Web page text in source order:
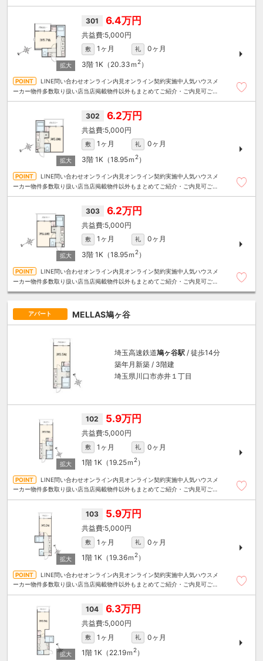
301 6.4万円
5,000円
敷 1ヶ月 礼
0ヶ月
3階 1K（20.33ｍ 2）
LINE問い合わせオンライン内見オンライン契約実施中人気ハウスメ
ーカー物件多数取り扱い店当店掲載物件以外もまとめてご紹介・ご内見可ご予
302 6.2万円
5,000円
敷 1ヶ月 礼
0ヶ月
3階 1K（18.95ｍ 2）
LINE問い合わせオンライン内見オンライン契約実施中人気ハウスメ
ーカー物件多数取り扱い店当店掲載物件以外もまとめてご紹介・ご内見可ご予
303 6.2万円
5,000円
敷 1ヶ月 礼
0ヶ月
3階 1K（18.95ｍ 2）
LINE問い合わせオンライン内見オンライン契約実施中人気ハウスメ
ーカー物件多数取り扱い店当店掲載物件以外もまとめてご紹介・ご内見可ご予
アパート MELLAS鳩ヶ谷
埼玉高速鉄道鳩ヶ谷駅 / 徒歩14分
築年月新築 / 3階建
埼玉県川口市赤井１丁目
102 5.9万円
5,000円
敷 1ヶ月 礼
0ヶ月
1階 1K（19.25ｍ 2）
LINE問い合わせオンライン内見オンライン契約実施中人気ハウスメ
ーカー物件多数取り扱い店当店掲載物件以外もまとめてご紹介・ご内見可ご予
103 5.9万円
5,000円
敷 1ヶ月 礼
0ヶ月
1階 1K（19.36ｍ 2）
LINE問い合わせオンライン内見オンライン契約実施中人気ハウスメ
ーカー物件多数取り扱い店当店掲載物件以外もまとめてご紹介・ご内見可ご予
104 6.3万円
5,000円
敷 1ヶ月 礼
0ヶ月
1階 1K（22.19ｍ 2）